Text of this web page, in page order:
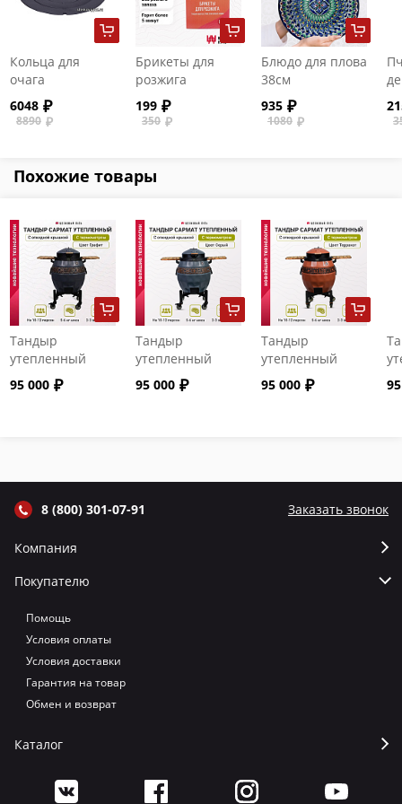
Кольца для
очага
"Самарканд" на
80 литров
6048
8890
Брикеты для
розжига
199
350
Блюдо для плова
38см
935
1080
Похожие товары
Тандыр
утепленный
"Сармат" с
откидной
95 000
Тандыр
утепленный
"Сармат" с
откидной
95 000
Тандыр
утепленный
"Сармат" с
откидной
95 000
8 (800) 301-07-91 Заказать звонок
Компания
Покупателю
Помощь
Условия оплаты
Условия доставки
Гарантия на товар
Обмен и возврат
Каталог